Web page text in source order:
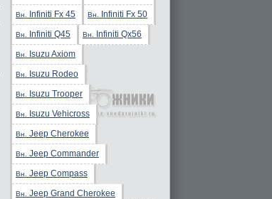
Вн. Infiniti Fx 45 Вн. Infiniti Fx 50
Вн. Infiniti Q45 Вн. Infiniti Qx56
Вн. Isuzu Axiom
Вн. Isuzu Rodeo
Вн. Isuzu Trooper
Вн. Isuzu Vehicross
Вн. Jeep Cherokee
Вн. Jeep Commander
Вн. Jeep Compass
Вн. Jeep Grand Cherokee